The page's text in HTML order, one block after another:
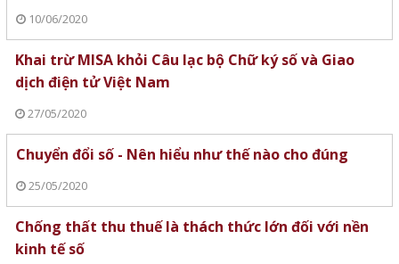
10/06/2020
Khai trừ MISA khỏi Câu lạc bộ Chữ ký số và Giao
dịch điện tử Việt Nam
27/05/2020
Chuyển đổi số - Nên hiểu như thế nào cho đúng
25/05/2020
Chống thất thu thuế là thách thức lớn đối với nền
kinh tế số